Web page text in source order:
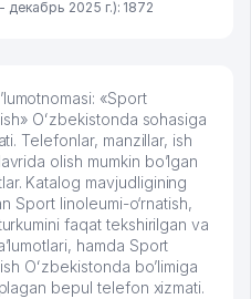
декабрь 2025 г.): 1872
«Sport
Oʻzbekistonda sohasiga
Telefonlar, manzillar, ish
olish mumkin bo’lgan
Katalog mavjudligining
Sport linoleumi-o‘rnatish,
faqat tekshirilgan va
hamda Sport
Oʻzbekistonda bo’limiga
bepul telefon xizmati.